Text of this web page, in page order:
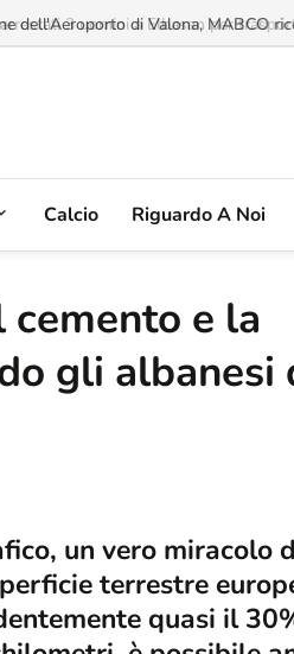
dell'Aeroporto di Valona, MABCO
Calcio Riguardo A Noi
e la
gli albanesi
un vero miracolo
terrestre
quasi il